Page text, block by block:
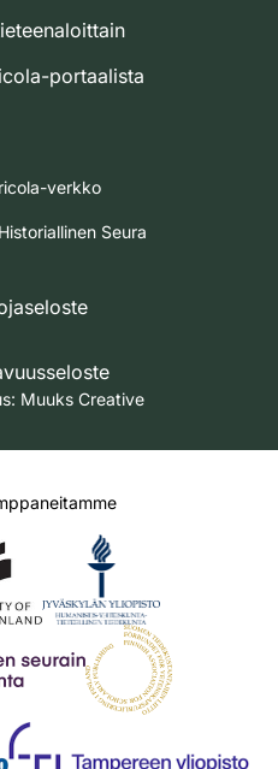
portaalista
verkko
Seura
Muuks Creative